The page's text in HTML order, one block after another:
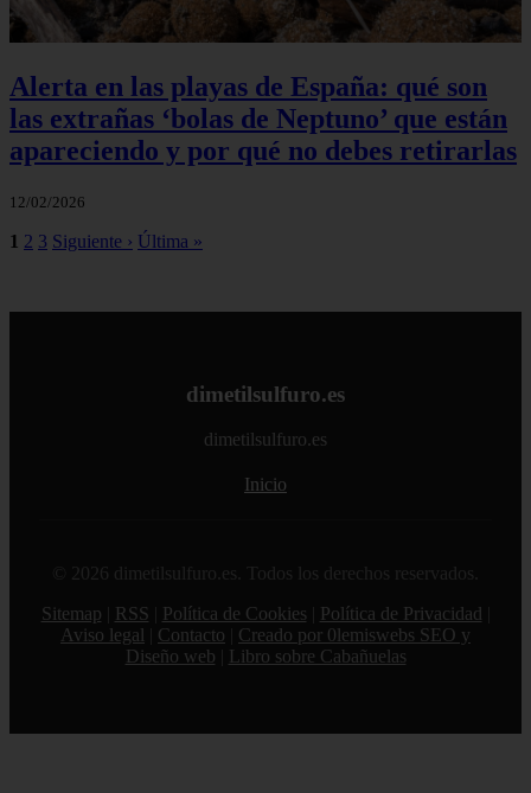
Alerta en las playas de España: qué son
las extrañas ‘bolas de Neptuno’ que están
apareciendo y por qué no debes retirarlas
12/02/2026
1 2 3 Siguiente › Última »
dimetilsulfuro.es
dimetilsulfuro.es
Inicio
© 2026 dimetilsulfuro.es. Todos los derechos reservados.
Sitemap
RSS Política de Cookies Política de Privacidad
Aviso legal
Contacto
Creado por 0lemiswebs SEO y
Diseño web
Libro sobre Cabañuelas